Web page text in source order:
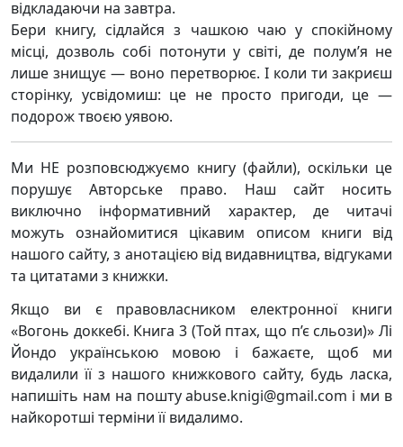
відкладаючи на завтра.
Бери книгу, сідлайся з чашкою чаю у спокійному
місці, дозволь собі потонути у світі, де полум’я не
лише знищує — воно перетворює. І коли ти закриєш
сторінку, усвідомиш: це не просто пригоди, це —
подорож твоєю уявою.
Ми НЕ розповсюджуємо книгу (файли), оскільки це
порушує Авторське право. Наш сайт носить
виключно інформативний характер, де читачі
можуть ознайомитися цікавим описом книги від
нашого сайту, з анотацією від видавництва, відгуками
та цитатами з книжки.
Якщо ви є правовласником електронної книги
«Вогонь доккебі. Книга 3 (Той птах, що п’є сльози)» Лі
Йондо українською мовою і бажаєте, щоб ми
видалили її з нашого книжкового сайту, будь ласка,
напишіть нам на пошту abuse.knigi@gmail.com і ми в
найкоротші терміни її видалимо.